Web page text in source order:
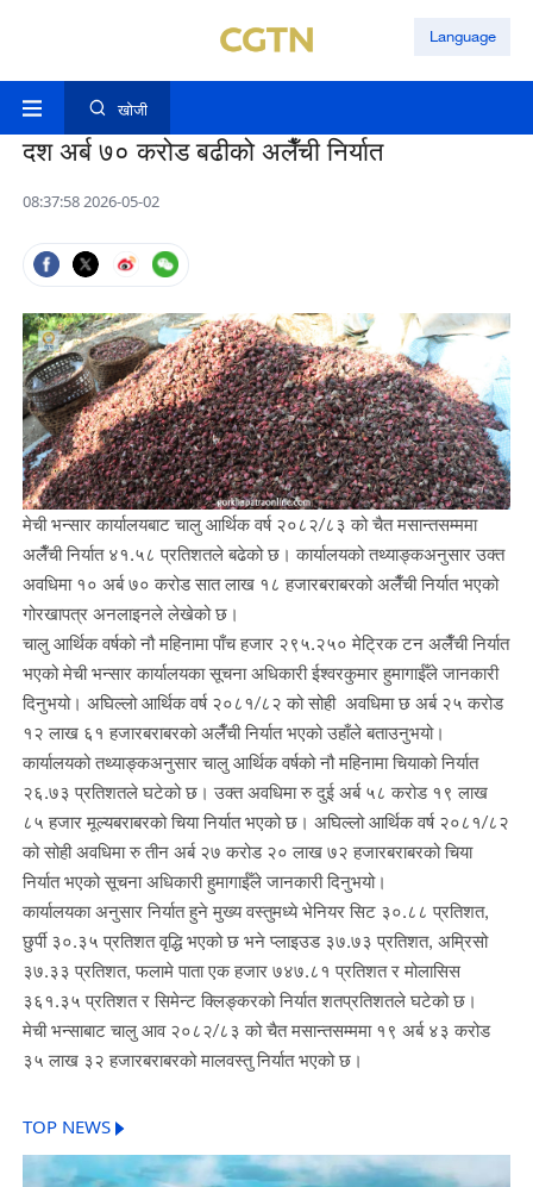
Language
खोजी
दश अर्ब ७० करोड बढीको अलैँची निर्यात
08:37:58 2026-05-02
मेची भन्सार कार्यालयबाट चालु आर्थिक वर्ष २०८२/८३ को चैत मसान्तसम्ममा
अलैँची निर्यात ४१.५८ प्रतिशतले बढेको छ। कार्यालयको तथ्याङ्कअनुसार उक्त
अवधिमा १० अर्ब ७० करोड सात लाख १८ हजारबराबरको अलैँची निर्यात भएको
गोरखापत्र अनलाइनले लेखेको छ।
चालु आर्थिक वर्षको नौ महिनामा पाँच हजार २९५.२५० मेट्रिक टन अलैँची निर्यात
भएको मेची भन्सार कार्यालयका सूचना अधिकारी ईश्वरकुमार हुमागाईँले जानकारी
दिनुभयो। अघिल्लो आर्थिक वर्ष २०८१/८२ को सोही अवधिमा छ अर्ब २५ करोड
१२ लाख ६१ हजारबराबरको अलैँची निर्यात भएको उहाँले बताउनुभयो।
कार्यालयको तथ्याङ्कअनुसार चालु आर्थिक वर्षको नौ महिनामा चियाको निर्यात
२६.७३ प्रतिशतले घटेको छ। उक्त अवधिमा रु दुई अर्ब ५८ करोड १९ लाख
८५ हजार मूल्यबराबरको चिया निर्यात भएको छ। अघिल्लो आर्थिक वर्ष २०८१/८२
को सोही अवधिमा रु तीन अर्ब २७ करोड २० लाख ७२ हजारबराबरको चिया
निर्यात भएको सूचना अधिकारी हुमागाईँले जानकारी दिनुभयो।
कार्यालयका अनुसार निर्यात हुने मुख्य वस्तुमध्ये भेनियर सिट ३०.८८ प्रतिशत,
छुर्पी ३०.३५ प्रतिशत वृद्धि भएको छ भने प्लाइउड ३७.७३ प्रतिशत, अम्रिसो
३७.३३ प्रतिशत, फलामे पाता एक हजार ७४७.८१ प्रतिशत र मोलासिस
३६१.३५ प्रतिशत र सिमेन्ट क्लिङ्करको निर्यात शतप्रतिशतले घटेको छ।
मेची भन्साबाट चालु आव २०८२/८३ को चैत मसान्तसम्ममा १९ अर्ब ४३ करोड
३५ लाख ३२ हजारबराबरको मालवस्तु निर्यात भएको छ।
TOP NEWS